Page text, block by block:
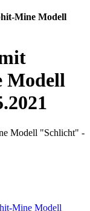
Mine Modell
Modell